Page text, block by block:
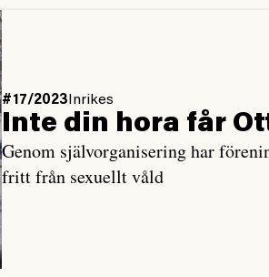
#17/2023Inrikes
Inte din hora får
Genom självorganisering har
fritt från sexuellt våld